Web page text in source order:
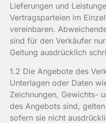
Lieferungen und
Vertragsparteien im
vereinbaren.
sind für den Verkäufer
Geltung ausdrücklich
1.2 Die Angebote des
Unterlagen oder Daten
Zeichnungen, Gewichts-
des Angebots sind,
sofern sie nicht